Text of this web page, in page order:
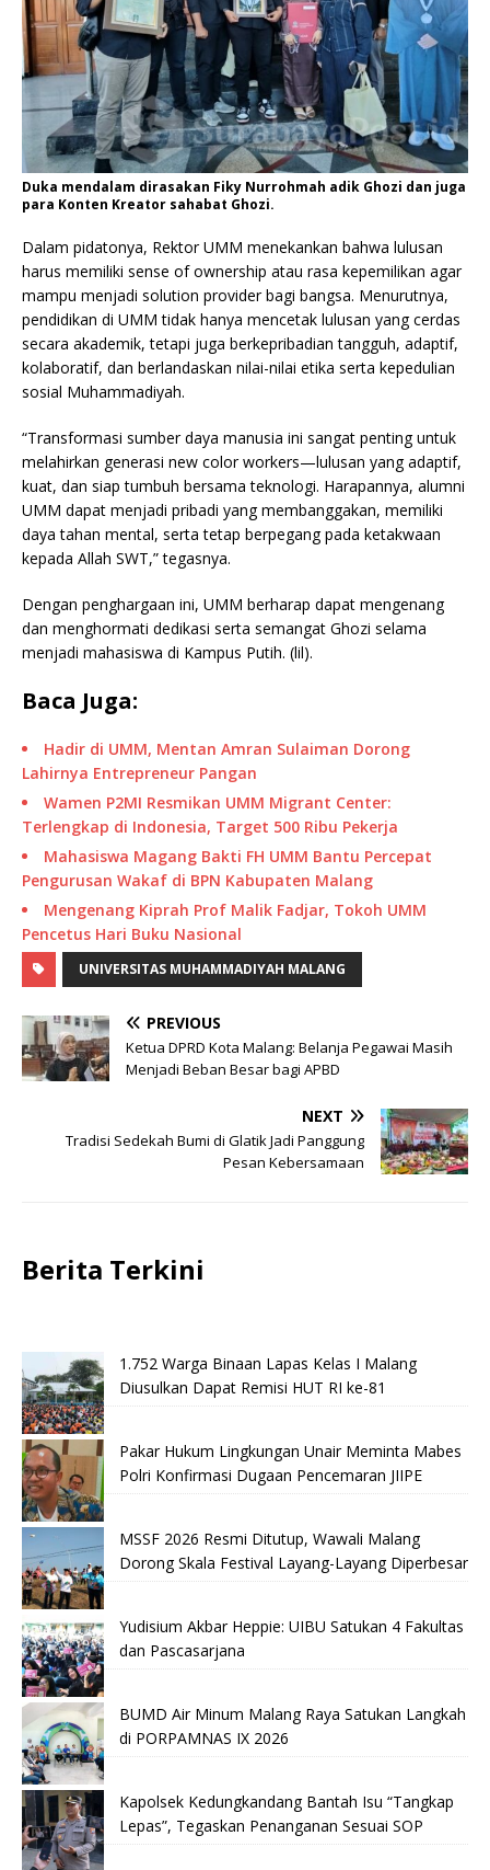
Duka mendalam dirasakan Fiky Nurrohmah adik Ghozi dan juga
para Konten Kreator sahabat Ghozi.
Dalam pidatonya, Rektor UMM menekankan bahwa lulusan
harus memiliki sense of ownership atau rasa kepemilikan agar
mampu menjadi solution provider bagi bangsa. Menurutnya,
pendidikan di UMM tidak hanya mencetak lulusan yang cerdas
secara akademik, tetapi juga berkepribadian tangguh, adaptif,
kolaboratif, dan berlandaskan nilai-nilai etika serta kepedulian
sosial Muhammadiyah.
“Transformasi sumber daya manusia ini sangat penting untuk
melahirkan generasi new color workers—lulusan yang adaptif,
kuat, dan siap tumbuh bersama teknologi. Harapannya, alumni
UMM dapat menjadi pribadi yang membanggakan, memiliki
daya tahan mental, serta tetap berpegang pada ketakwaan
kepada Allah SWT,” tegasnya.
Dengan penghargaan ini, UMM berharap dapat mengenang
dan menghormati dedikasi serta semangat Ghozi selama
menjadi mahasiswa di Kampus Putih. (lil).
Baca Juga:
Hadir di UMM, Mentan Amran Sulaiman Dorong
Lahirnya Entrepreneur Pangan
Wamen P2MI Resmikan UMM Migrant Center:
Terlengkap di Indonesia, Target 500 Ribu Pekerja
Mahasiswa Magang Bakti FH UMM Bantu Percepat
Pengurusan Wakaf di BPN Kabupaten Malang
Mengenang Kiprah Prof Malik Fadjar, Tokoh UMM
Pencetus Hari Buku Nasional
UNIVERSITAS MUHAMMADIYAH MALANG
PREVIOUS
Ketua DPRD Kota Malang: Belanja Pegawai Masih
Menjadi Beban Besar bagi APBD
NEXT
Tradisi Sedekah Bumi di Glatik Jadi Panggung
Pesan Kebersamaan
Berita Terkini
1.752 Warga Binaan Lapas Kelas I Malang
Diusulkan Dapat Remisi HUT RI ke-81
Pakar Hukum Lingkungan Unair Meminta Mabes
Polri Konfirmasi Dugaan Pencemaran JIIPE
MSSF 2026 Resmi Ditutup, Wawali Malang
Dorong Skala Festival Layang-Layang Diperbesar
Yudisium Akbar Heppie: UIBU Satukan 4 Fakultas
dan Pascasarjana
BUMD Air Minum Malang Raya Satukan Langkah
di PORPAMNAS IX 2026
Kapolsek Kedungkandang Bantah Isu “Tangkap
Lepas”, Tegaskan Penanganan Sesuai SOP